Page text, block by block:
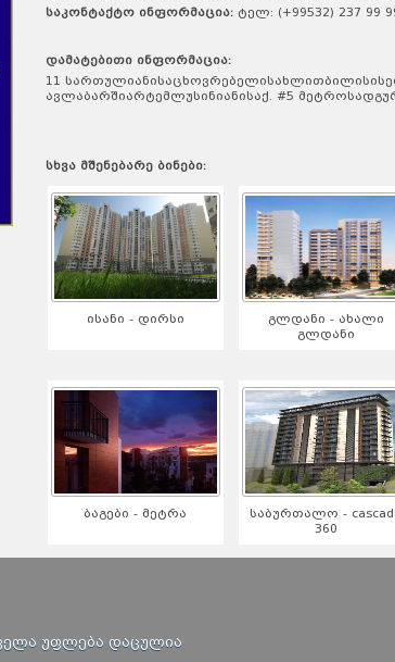
საკონტაქტო ინფორმაცია:ტელ: (+99532) 237 99
დამატებითი ინფორმაცია:
11
ავლაბარშიარტემლუსინიანისაქ. #5
სხვა მშენებარე ბინები:
ისანი - დირსი
გლდანი - ახალი
გლდანი
ბაგები - მეტრა
საბურთალო -
360
უფლება დაცულია